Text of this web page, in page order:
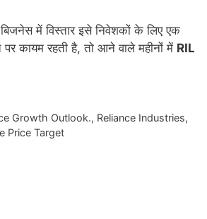
बिजनेस में विस्तार इसे निवेशकों के लिए एक
पर कायम रहती है, तो आने वाले महीनों में RIL
Growth Outlook., Reliance Industries,
Price Target